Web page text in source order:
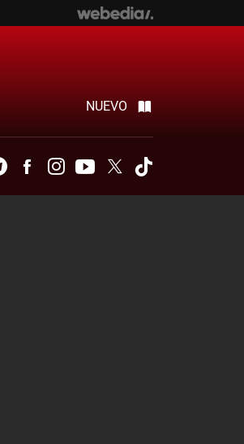
NUEVO
TelegramFacebookInstagramYoutubeTwitter